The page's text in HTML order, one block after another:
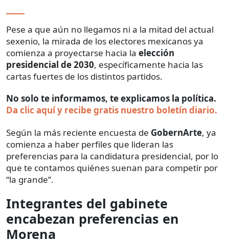
Pese a que aún no llegamos ni a la mitad del actual
sexenio, la mirada de los electores mexicanos ya
comienza a proyectarse hacia la elección
presidencial de 2030, específicamente hacia las
cartas fuertes de los distintos partidos.
No solo te informamos, te explicamos la política.
Da clic aquí y recibe gratis nuestro boletín diario.
Según la más reciente encuesta de GobernArte, ya
comienza a haber perfiles que lideran las
preferencias para la candidatura presidencial, por lo
que te contamos quiénes suenan para competir por
“la grande”.
Integrantes del gabinete
encabezan preferencias en
Morena